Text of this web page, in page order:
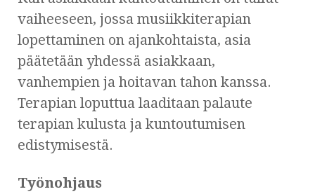
vaiheeseen, jossa musiikkiterapian
lopettaminen on ajankohtaista, asia
päätetään yhdessä asiakkaan,
vanhempien ja hoitavan tahon kanssa.
Terapian loputtua laaditaan palaute
terapian kulusta ja kuntoutumisen
edistymisestä.
Työnohjaus